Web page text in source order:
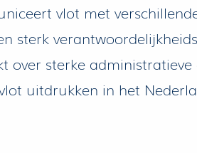
vlot met
sterke administratieve
uitdrukken in het